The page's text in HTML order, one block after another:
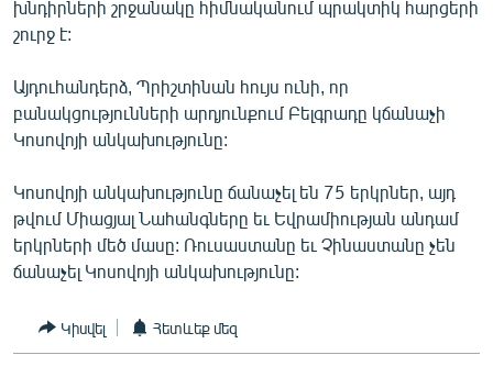
ՄԵԿՆԱԲԱՆՈՒԹՅՈՒՆ
ՏՏ ԵՒ ԻՆՏԵՐՆԵՏ
ԿՈՐՈՆԱՎԻՐՈՒՍ
ՏԵՍԱՆՅՈՒԹԵՐ
ԲԱՆԱՎԵՃ
ՁԳՏԵԼՈՎ ԼԱՎԱԳՈՒՅՆԻՆ
ՓՈԴՔԱՍԹ
խնդիրների շրջանակը հիմնականում պրակտիկ հարցերի
շուրջ է:
Այդուհանդերձ, Պրիշտինան հույս ունի, որ
բանակցությունների արդյունքում Բելգրադը կճանաչի
Կոսովոյի անկախությունը:
Կոսովոյի անկախությունը ճանաչել են 75 երկրներ, այդ
թվում Միացյալ Նահանգները եւ Եվրամիության անդամ
երկրների մեծ մասը: Ռուսաստանը եւ Չինաստանը չեն
ճանաչել Կոսովոյի անկախությունը:
Կիսվել Հետևեք մեզ